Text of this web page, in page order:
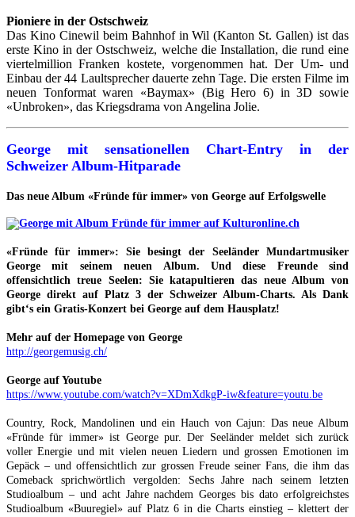
Pioniere in der Ostschweiz
Das Kino Cinewil beim Bahnhof in Wil (Kanton St. Gallen) ist das
erste Kino in der Ostschweiz, welche die Installation, die rund eine
viertelmillion Franken kostete, vorgenommen hat. Der Um- und
Einbau der 44 Laultsprecher dauerte zehn Tage. Die ersten Filme im
neuen Tonformat waren «Baymax» (Big Hero 6) in 3D sowie
«Unbroken», das Kriegsdrama von Angelina Jolie.
George mit sensationellen Chart-Entry in der
Schweizer Album-Hitparade
Das neue Album «Fründe für immer» von George auf Erfolgswelle
«Fründe für immer»: Sie besingt der Seeländer Mundartmusiker
George mit seinem neuen Album. Und diese Freunde sind
offensichtlich treue Seelen: Sie katapultieren das neue Album von
George direkt auf Platz 3 der Schweizer Album-Charts. Als Dank
gibt‘s ein Gratis-Konzert bei George auf dem Hausplatz!
Mehr auf der Homepage von George
http://georgemusig.ch/
George auf Youtube
https://www.youtube.com/watch?v=XDmXdkgP-iw&feature=youtu.be
Country, Rock, Mandolinen und ein Hauch von Cajun: Das neue Album
«Fründe für immer» ist George pur. Der Seeländer meldet sich zurück
voller Energie und mit vielen neuen Liedern und grossen Emotionen im
Gepäck – und offensichtlich zur grossen Freude seiner Fans, die ihm das
Comeback sprichwörtlich vergolden: Sechs Jahre nach seinem letzten
Studioalbum – und acht Jahre nachdem Georges bis dato erfolgreichstes
Studioalbum «Buuregiel» auf Platz 6 in die Charts einstieg – klettert der